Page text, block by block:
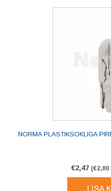
NORMA PLASTIKSOKLIGA
€2,47 (€2,00
LISA